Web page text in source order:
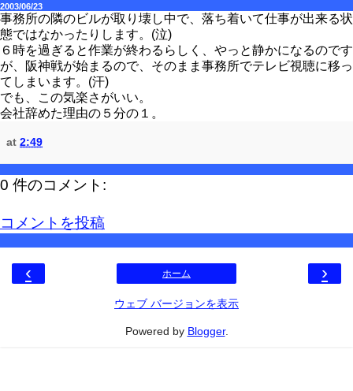
2003/06/23
事務所の隣のビルが取り壊し中で、落ち着いて仕事が出来る状
態ではなかったりします。(泣)
６時を過ぎると作業が終わるらしく、やっと静かになるのです
が、阪神戦が始まるので、そのまま事務所でテレビ視聴に移っ
てしまいます。(汗)
でも、この気楽さがいい。
会社辞めた理由の５分の１。
at 2:49
0 件のコメント:
コメントを投稿
‹ ›
ホーム
ウェブ バージョンを表示
Powered by Blogger.